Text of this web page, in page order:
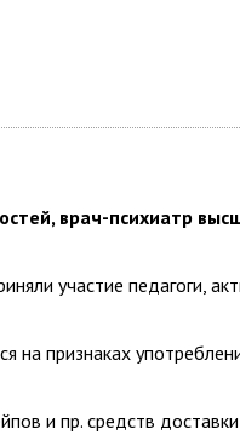
врач-психиатр
участие педагоги,
на признаках
и пр. средств